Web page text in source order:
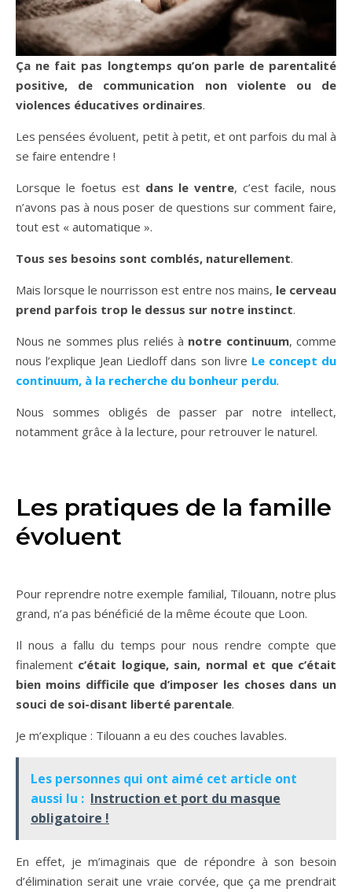
Ça ne fait pas longtemps qu’on parle de parentalité
positive, de communication non violente ou de
violences éducatives ordinaires.
Les pensées évoluent, petit à petit, et ont parfois du mal à
se faire entendre !
Lorsque le foetus est dans le ventre, c’est facile, nous
n’avons pas à nous poser de questions sur comment faire,
tout est « automatique ».
Tous ses besoins sont comblés, naturellement.
Mais lorsque le nourrisson est entre nos mains, le cerveau
prend parfois trop le dessus sur notre instinct.
Nous ne sommes plus reliés à notre continuum, comme
nous l’explique Jean Liedloff dans son livre Le concept du
continuum, à la recherche du bonheur perdu.
Nous sommes obligés de passer par notre intellect,
notamment grâce à la lecture, pour retrouver le naturel.
Les pratiques de la famille
évoluent
Pour reprendre notre exemple familial, Tilouann, notre plus
grand, n’a pas bénéficié de la même écoute que Loon.
Il nous a fallu du temps pour nous rendre compte que
finalement c’était logique, sain, normal et que c’était
bien moins difficile que d’imposer les choses dans un
souci de soi-disant liberté parentale.
Je m’explique : Tilouann a eu des couches lavables.
Les personnes qui ont aimé cet article ont
aussi lu : Instruction et port du masque
obligatoire !
En effet, je m’imaginais que de répondre à son besoin
d’élimination serait une vraie corvée, que ça me prendrait